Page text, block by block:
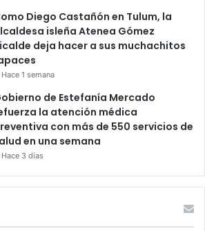
Diego Castañón en Tulum, la
isleña Atenea Gómez
deja hacer a sus muchachitos
Hace 1 semana
de Estefanía Mercado
la atención médica
con más de 550 servicios de
en una semana
Hace 3 días